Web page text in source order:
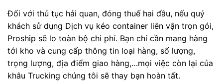
Đối với thủ tục hải quan, đóng thuế hai đầu, nếu quý
khách sử dụng Dịch vụ kéo container liên vận trọn gói,
Proship sẽ lo toàn bộ chi phí. Bạn chỉ cần mang hàng
tới kho và cung cấp thông tin loại hàng, số lượng,
trọng lượng, địa điểm giao hàng,…mọi việc còn lại của
khâu Trucking chúng tôi sẽ thay bạn hoàn tất.